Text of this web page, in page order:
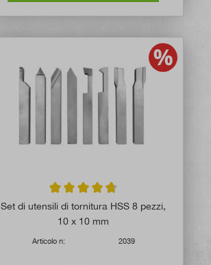
Valutazione media di 4.7 su 5 stelle
Set di utensili di tornitura HSS 8 pezzi,
10 x 10 mm
Articolo n: 2039